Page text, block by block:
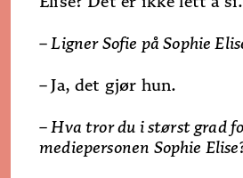
– Ligner Sofie på Sophie
–Ja, det gjør hun.
– Hva tror du i størst grad
mediepersonen Sophie